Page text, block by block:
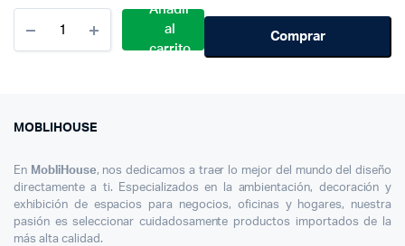
Silla
De
Dorada
Añadir
al
carrito
Comprar
MOBLIHOUSE
En MobliHouse, nos dedicamos a traer lo mejor del mundo del diseño
directamente a ti. Especializados en la ambientación, decoración y
exhibición de espacios para negocios, oficinas y hogares, nuestra
pasión es seleccionar cuidadosamente productos importados de la
más alta calidad.